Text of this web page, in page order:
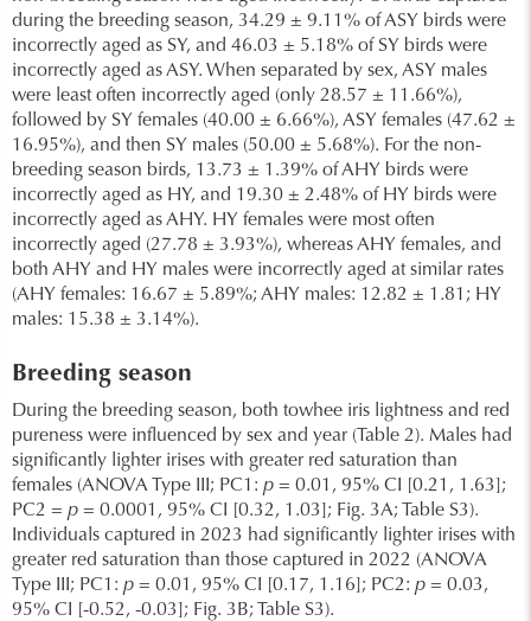
during the breeding season, 34.29 ± 9.11% of ASY birds were
incorrectly aged as SY, and 46.03 ± 5.18% of SY birds were
incorrectly aged as ASY. When separated by sex, ASY males
were least often incorrectly aged (only 28.57 ± 11.66%),
followed by SY females (40.00 ± 6.66%), ASY females (47.62 ±
16.95%), and then SY males (50.00 ± 5.68%). For the non-
breeding season birds, 13.73 ± 1.39% of AHY birds were
incorrectly aged as HY, and 19.30 ± 2.48% of HY birds were
incorrectly aged as AHY. HY females were most often
incorrectly aged (27.78 ± 3.93%), whereas AHY females, and
both AHY and HY males were incorrectly aged at similar rates
(AHY females: 16.67 ± 5.89%; AHY males: 12.82 ± 1.81; HY
males: 15.38 ± 3.14%).
Breeding season
During the breeding season, both towhee iris lightness and red
pureness were influenced by sex and year (Table 2). Males had
significantly lighter irises with greater red saturation than
females (ANOVA Type III; PC1: p = 0.01, 95% CI [0.21, 1.63];
PC2 = p = 0.0001, 95% CI [0.32, 1.03]; Fig. 3A; Table S3).
Individuals captured in 2023 had significantly lighter irises with
greater red saturation than those captured in 2022 (ANOVA
Type III; PC1: p = 0.01, 95% CI [0.17, 1.16]; PC2: p = 0.03,
95% CI [-0.52, -0.03]; Fig. 3B; Table S3).